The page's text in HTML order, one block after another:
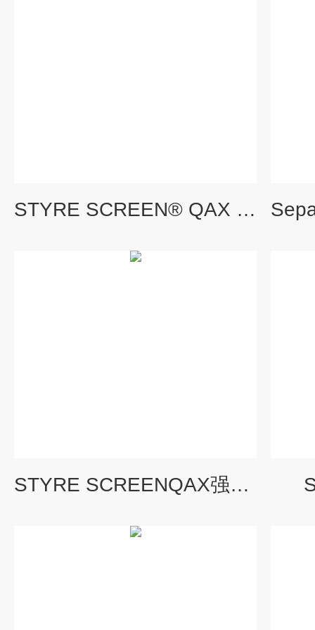
STYRE SCREEN® QAX 强阴离子交换键合聚和物小柱
STYRE SCREENQAX强阴离子交换树脂小柱